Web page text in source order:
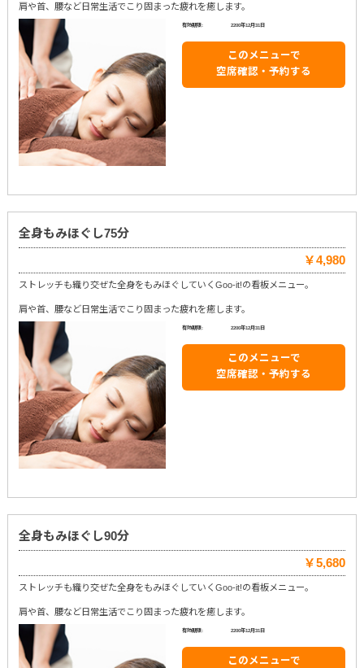
肩や首、腰など日常生活でこり固まった疲れを癒します。
有効期限: 2200年12月31日
このメニューで
空席確認・予約する
全身もみほぐし75分
￥4,980
ストレッチも織り交ぜた全身をもみほぐしていくGoo-it!の看板メニュー。
肩や首、腰など日常生活でこり固まった疲れを癒します。
有効期限: 2200年12月31日
このメニューで
空席確認・予約する
全身もみほぐし90分
￥5,680
ストレッチも織り交ぜた全身をもみほぐしていくGoo-it!の看板メニュー。
肩や首、腰など日常生活でこり固まった疲れを癒します。
有効期限: 2200年12月31日
このメニューで